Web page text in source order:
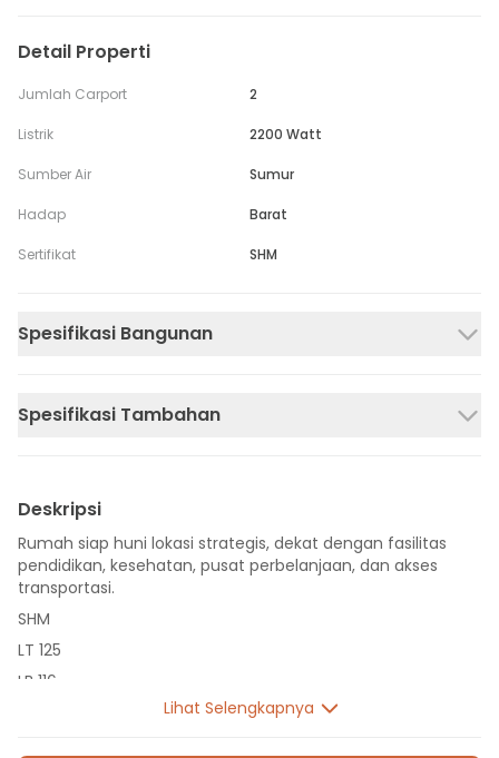
Detail Properti
Jumlah Carport 2
Listrik 2200 Watt
Sumber Air Sumur
Hadap Barat
Sertifikat SHM
Spesifikasi Bangunan
Spesifikasi Tambahan
Deskripsi
Rumah siap huni lokasi strategis, dekat dengan fasilitas
pendidikan, kesehatan, pusat perbelanjaan, dan akses
transportasi.
SHM
LT 125
LB 116
Lihat Selengkapnya